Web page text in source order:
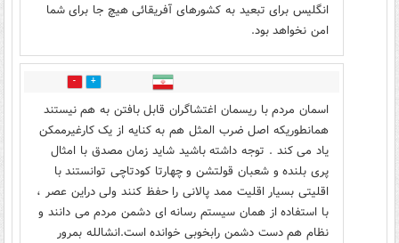
انگلیس برای تبعید به کشورهای آفریقائی هیچ جا برای شما
امن نخواهد بود.
9
اسمان مردم با ریسمان اغتشاگران قابل بافتن به هم نیستند
همانطوریکه اصل ضرب المثل هم به کنایه از یک کارغیرممکن
یاد می کند . توجه داشته باشید شاید زمان مصدق با امثال
پری بلنده و شعبان قولتشن و چهارتا کودتاچی توانستند با
اقلیتی بسیار اقلیت ممد پالانی را حفظ کنند ولی دراین عصر ،
با استفاده از همان سیستم رسانه ای دشمن مردم می دانند و
نظام هم دست دشمن رابخوبی خوانده است.انشالله بمرور